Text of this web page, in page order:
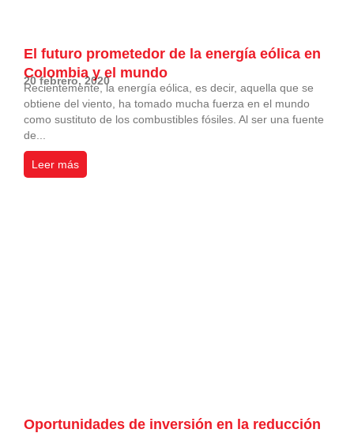
El futuro prometedor de la energía eólica en
Colombia y el mundo
20 febrero, 2020
Recientemente, la energía eólica, es decir, aquella que se
obtiene del viento, ha tomado mucha fuerza en el mundo
como sustituto de los combustibles fósiles. Al ser una fuente
de...
Leer más
Oportunidades de inversión en la reducción